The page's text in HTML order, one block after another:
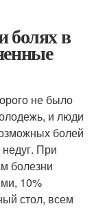
болях в
не было
и люди
болей
При
болезни
10%
стол, всем